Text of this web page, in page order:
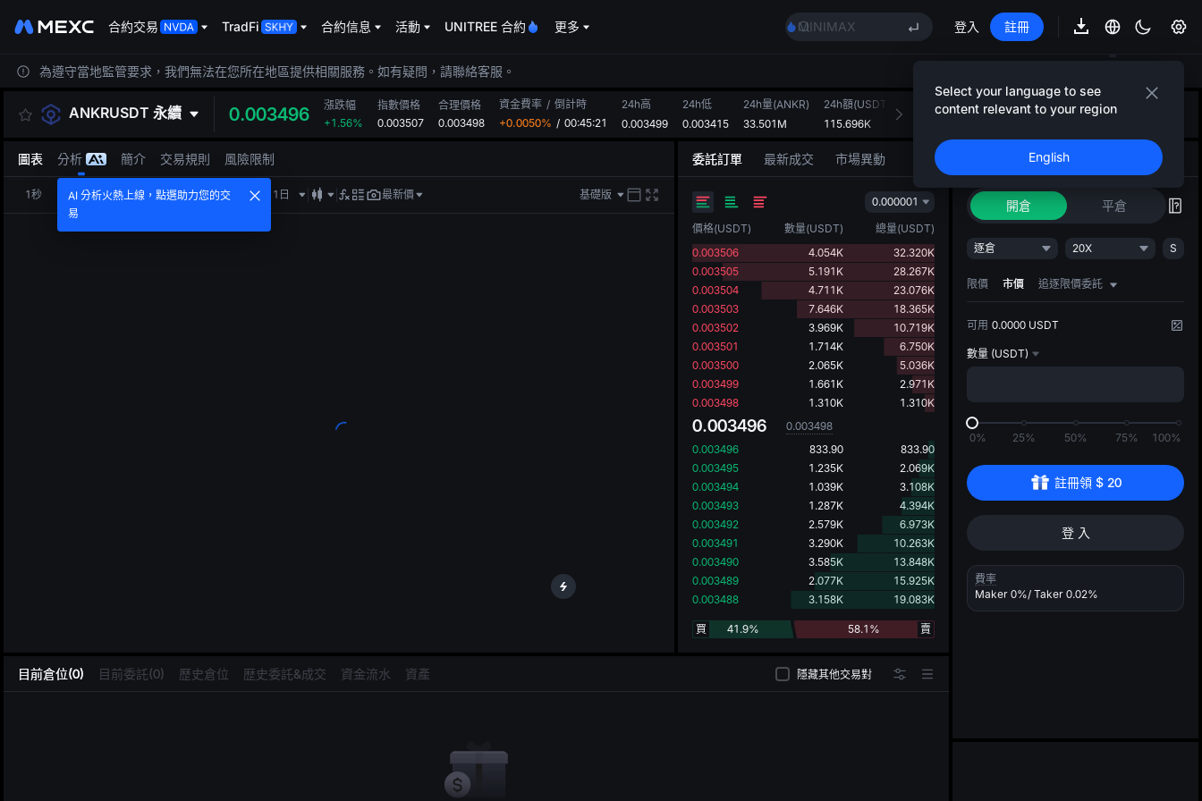
合約交易 TradFi 合約信息 活動 UNITREE 合約 更多
MINIMAX
宇樹科技合約已上線
BLESS
HEI
宇樹科技合約已上線
登入 註冊
Select your language to see
content relevant to your region
English
為遵守當地監管要求，我們無法在您所在地區提供相關服務。如有疑問，請聯絡客服。
ANKRUSDT 永續 0.003496
漲跌幅
+1.56%
指數價格
0.003507
合理價格
0.003498
資金費率 / 倒計時
+0.0050% / 00:45:20
24h高
0.003499
24h低
0.003415
24h量(ANKR)
33.501M
24h額(USDT)
115.696K
目前倉位(0) 目前委託(0) 歷史倉位 歴史委託&成交 資金流水 資產 隱藏其他交易對
圖表 分析 簡介 交易規則 風險限制
1秒 1分鐘 5分鐘 15分鐘 1小時 4小時 1日 最新價 基礎版
委託訂單 最新成交 市場異動
0.000001
價格(USDT) 數量(USDT) 總量(USDT)
0.003506
4.054K
32.320K
0.003505
5.191K
28.267K
0.003504
4.711K
23.076K
0.003503
7.646K
18.365K
0.003502
3.969K
10.719K
0.003501
1.714K
6.750K
0.003500
2.065K
5.036K
0.003499
1.661K
2.971K
0.003498
1.310K 1.310K
0.003496
0.003498
0.003496
833.90
833.90
0.003495
1.235K
2.069K
0.003494
1.039K
3.108K
0.003493
1.287K
4.394K
0.003492
2.579K
6.973K
0.003491
3.290K
10.263K
0.003490
3.585K
13.848K
0.003489
2.077K
15.925K
0.003488
3.158K 19.083K
41.9%
買 58.1% 賣
隆重推出 AI 策略
AI 策略 NEW
開倉 平倉
逐倉 20X S
限價 市價 追逐限價委託
可用 0.0000 USDT
數量 (USDT)
0% 25% 50% 75% 100%
註冊領 $ 20
登 入
費率
Maker 0%/ Taker 0.02%
AI 分析火熱上線，點選助力您的交
易